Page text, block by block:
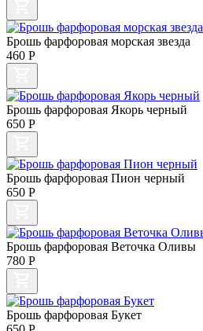
Брошь фарфоровая морская звезда
460 Р
Брошь фарфоровая Якорь черный
650 Р
Брошь фарфоровая Пион черный
650 Р
Брошь фарфоровая Веточка Оливы
780 Р
Брошь фарфоровая Букет